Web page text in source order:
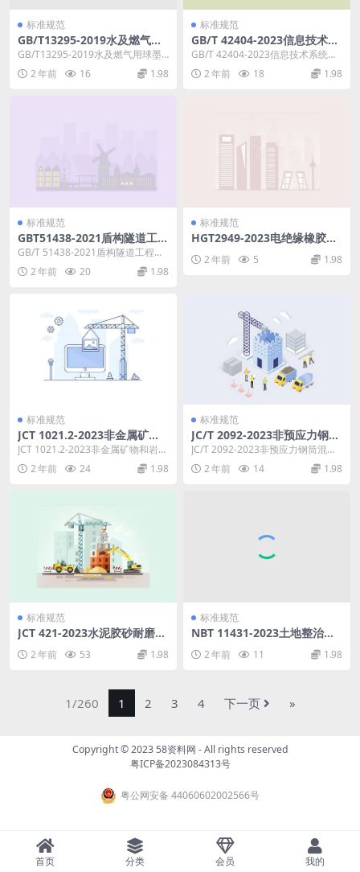
标准规范
GB/T13295-2019水及燃气用
球墨铸铁管管件和附件含2021
年第一号修改单.pdf
GB/T13295-2019水及燃气用球墨
铸铁管管件和附件含2021年第一号
修改...2 年前 16 1.98
标准规范
GB/T 42404-2023信息技术系
统间远程通信和信息交换局域
网和城域网桥接局域网用时间
敏感应用的定时和同步.pdf
GB/T 42404-2023信息技术系统间
远程通信和信息交换局域网和城域
网桥接...
2 年前 18 1.98
标准规范
GBT51438-2021盾构隧道工程
设计标准.pdf
GB/T 51438-2021盾构隧道工程设
计标准 1.0.1为在盾构隧道工程设...
2 年前 20 1.98
标准规范
HGT2949-2023电绝缘橡胶板.
2 年前 5 1.98
标准规范
JCT 1021.2-2023非金属矿物
和岩石化学分析方法 第2部分
硅酸盐岩石、矿物及硅质原料
化学分析方法.pdf
JCT 1021.2-2023非金属矿物和岩石
化学分析方法 第2部分 硅酸盐岩
石...2 年前 24 1.98
标准规范
JC/T 2092-2023非预应力钢筒
混凝土管.pdf
JC/T 2092-2023非预应力钢筒混凝
土管 代替JC/T2092—2011...
2 年前 14 1.98
标准规范
JCT 421-2023水泥胶砂耐磨性
2 年前 53 1.98
标准规范
NBT 11431-2023土地整治煤
2 年前 11 1.98
1/260 1 2 3 4 下一页 »
Copyright © 2023 58资料网 - All rights reserved
粤ICP备2023084313号
粤公网安备 44060602002566号
首页 分类 会员 我的